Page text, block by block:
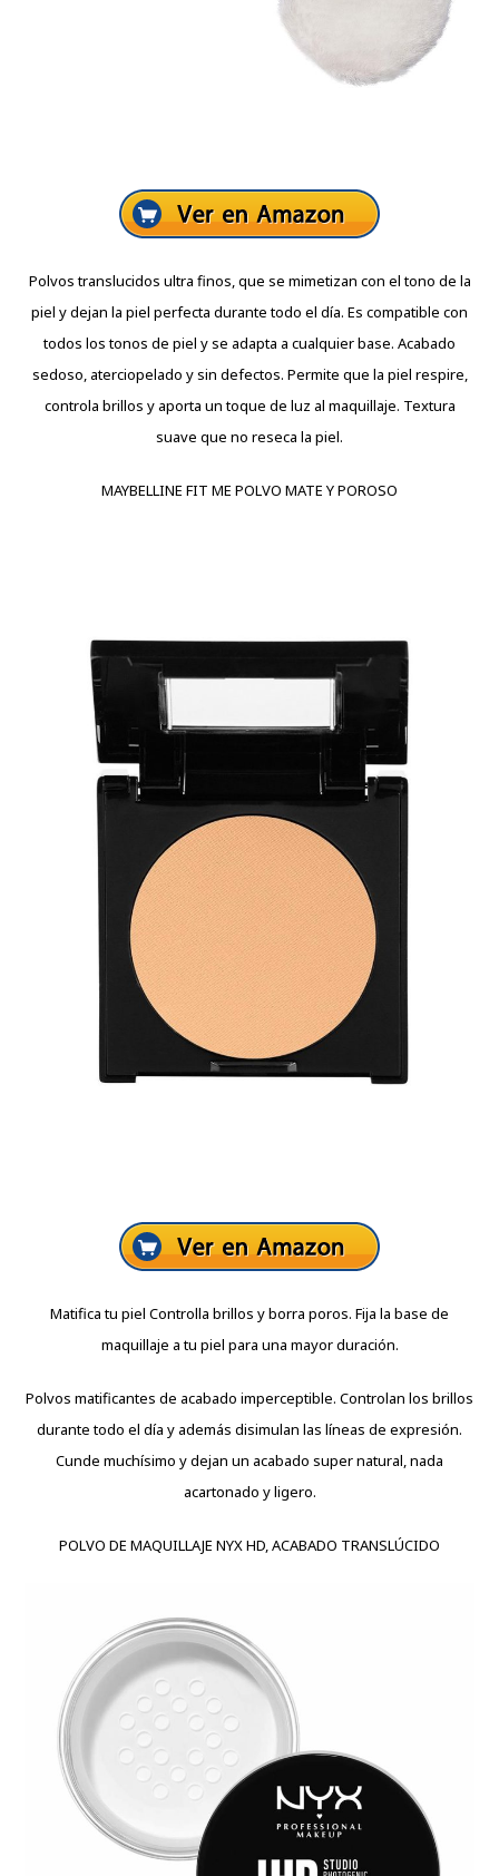
Polvos translucidos ultra finos, que se mimetizan con el tono de la
piel y dejan la piel perfecta durante todo el día. Es compatible con
todos los tonos de piel y se adapta a cualquier base. Acabado
sedoso, aterciopelado y sin defectos. Permite que la piel respire,
controla brillos y aporta un toque de luz al maquillaje. Textura
suave que no reseca la piel.
MAYBELLINE FIT ME POLVO MATE Y POROSO
Matifica tu piel Controlla brillos y borra poros. Fija la base de
maquillaje a tu piel para una mayor duración.
Polvos matificantes de acabado imperceptible. Controlan los brillos
durante todo el día y además disimulan las líneas de expresión.
Cunde muchísimo y dejan un acabado super natural, nada
acartonado y ligero.
POLVO DE MAQUILLAJE NYX HD, ACABADO TRANSLÚCIDO